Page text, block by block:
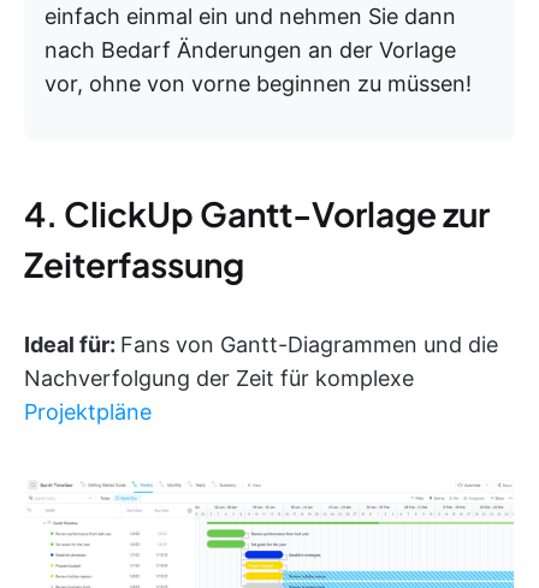
einfach einmal ein und nehmen Sie dann
nach Bedarf Änderungen an der Vorlage
vor, ohne von vorne beginnen zu müssen!
4. ClickUp Gantt-Vorlage zur
Zeiterfassung
Ideal für: Fans von Gantt-Diagrammen und die
Nachverfolgung der Zeit für komplexe
Projektpläne